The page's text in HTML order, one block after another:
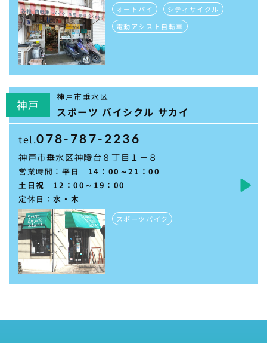
オートバイ
シティサイクル
電動アシスト自転車
神戸
神戸市垂水区
スポーツ バイシクル サカイ
tel.078-787-2236
神戸市垂水区神陵台８丁目１－８
営業時間： 平日 14：00～21：00
土日祝 12：00～19：00
定休日：水・木
スポーツバイク